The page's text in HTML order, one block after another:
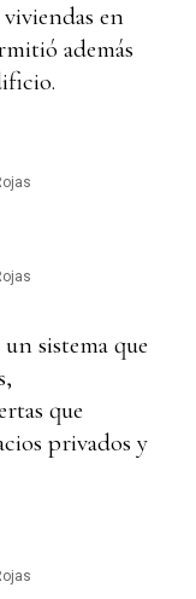
en
además
sistema que
que
privados y